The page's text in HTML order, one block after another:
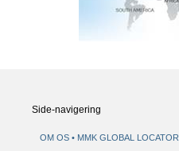
Side-navigering
OM OS MMK GLOBAL LOCATOR